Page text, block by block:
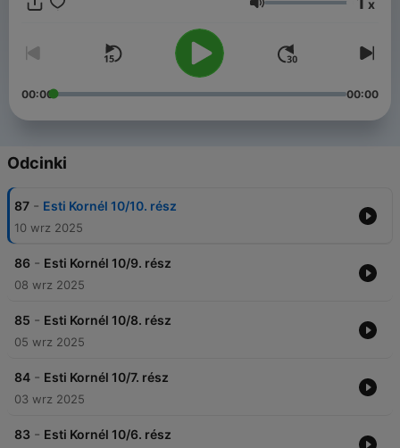
Głośność x
00:00 00:00
Odcinki
87 - Esti Kornél 10/10. rész
10 wrz 2025
86 - Esti Kornél 10/9. rész
08 wrz 2025
85 - Esti Kornél 10/8. rész
05 wrz 2025
84 - Esti Kornél 10/7. rész
03 wrz 2025
83 - Esti Kornél 10/6. rész